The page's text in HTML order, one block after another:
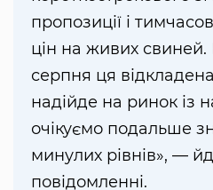
пропозиції і
цін на живих свиней.
серпня ця
надійде на ринок із
очікуємо подальше
минулих рівнів», —
повідомленні.